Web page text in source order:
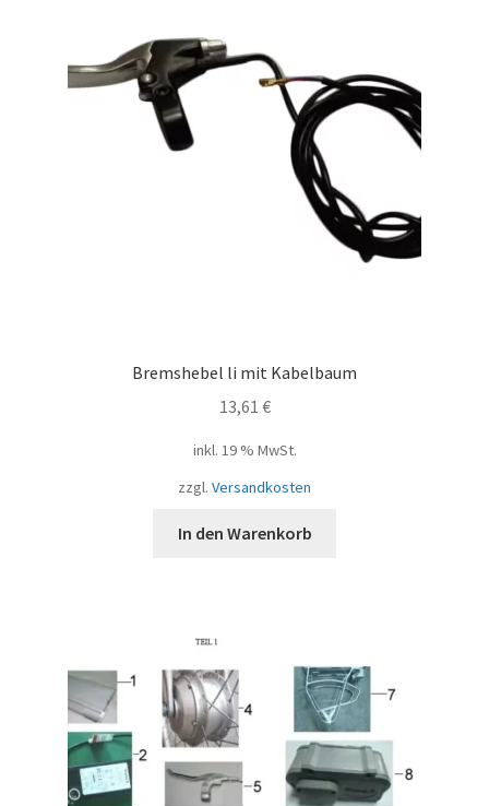
Bremshebel li mit Kabelbaum
13,61 €
inkl. 19 % MwSt.
zzgl. Versandkosten
In den Warenkorb